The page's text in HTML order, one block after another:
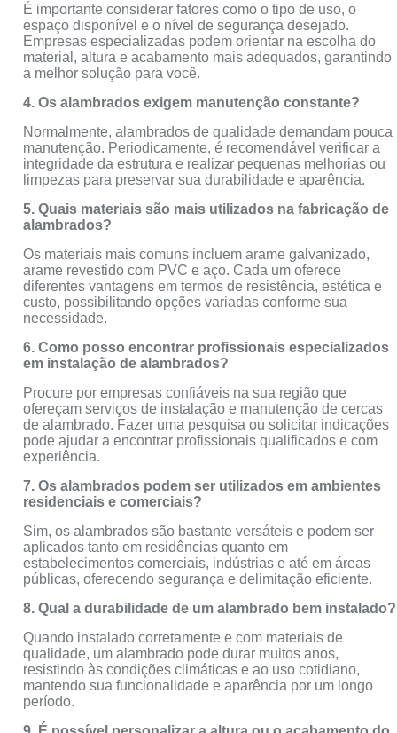
É importante considerar fatores como o tipo de uso, o
espaço disponível e o nível de segurança desejado.
Empresas especializadas podem orientar na escolha do
material, altura e acabamento mais adequados, garantindo
a melhor solução para você.
4. Os alambrados exigem manutenção constante?
Normalmente, alambrados de qualidade demandam pouca
manutenção. Periodicamente, é recomendável verificar a
integridade da estrutura e realizar pequenas melhorias ou
limpezas para preservar sua durabilidade e aparência.
5. Quais materiais são mais utilizados na fabricação de
alambrados?
Os materiais mais comuns incluem arame galvanizado,
arame revestido com PVC e aço. Cada um oferece
diferentes vantagens em termos de resistência, estética e
custo, possibilitando opções variadas conforme sua
necessidade.
6. Como posso encontrar profissionais especializados
em instalação de alambrados?
Procure por empresas confiáveis na sua região que
ofereçam serviços de instalação e manutenção de cercas
de alambrado. Fazer uma pesquisa ou solicitar indicações
pode ajudar a encontrar profissionais qualificados e com
experiência.
7. Os alambrados podem ser utilizados em ambientes
residenciais e comerciais?
Sim, os alambrados são bastante versáteis e podem ser
aplicados tanto em residências quanto em
estabelecimentos comerciais, indústrias e até em áreas
públicas, oferecendo segurança e delimitação eficiente.
8. Qual a durabilidade de um alambrado bem instalado?
Quando instalado corretamente e com materiais de
qualidade, um alambrado pode durar muitos anos,
resistindo às condições climáticas e ao uso cotidiano,
mantendo sua funcionalidade e aparência por um longo
período.